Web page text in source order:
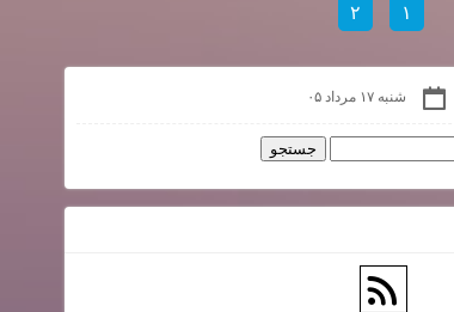
۱ ۲
شنبه ۱۷ مرداد ۰۵